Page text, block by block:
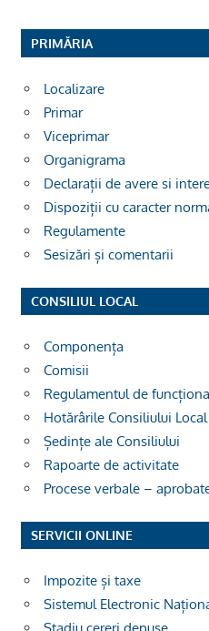
PRIMĂRIA
Localizare
Primar
Viceprimar
Organigrama
Declarații de avere si
Dispoziții cu caracter
Regulamente
Sesizări și comentarii
CONSILIUL LOCAL
Componența
Comisii
Regulamentul de
Hotărârile Consiliului Local
Ședințe ale Consiliului
Rapoarte de activitate
Procese verbale –
SERVICII ONLINE
Impozite și taxe
Sistemul Electronic